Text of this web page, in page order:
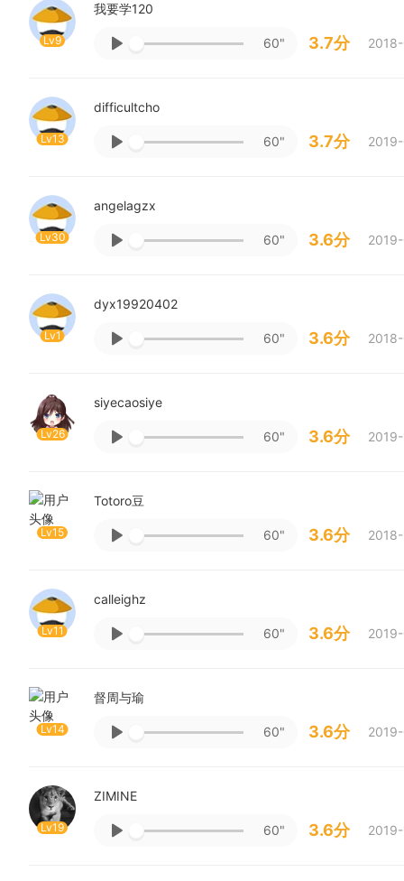
Lv9
我要学120
60" 3.7分
Lv13
difficultcho
60" 3.7分
Lv30
angelagzx
60" 3.6分
Lv1
dyx19920402
60" 3.6分
Lv26
siyecaosiye
60" 3.6分
Lv15
Totoro豆
60" 3.6分
Lv11
calleighz
60" 3.6分
Lv14
督周与瑜
60" 3.6分
Lv19
ZIMINE
60" 3.6分